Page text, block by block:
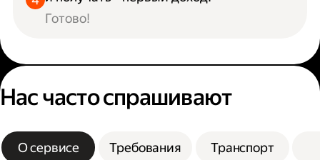
Готово!
Нас часто спрашивают
О сервисе Требования Транспорт